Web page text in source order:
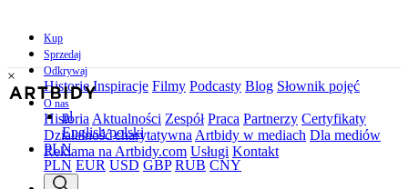
Kup
Sprzedaj
Odkrywaj
Historie Inspiracje Filmy Podcasty Blog Słownik pojęć
O nas
Historia Aktualności Zespół Praca Partnerzy Certyfikaty
Działalność charytatywna Artbidy w mediach Dla mediów
Reklama na Artbidy.com Usługi Kontakt
×
pl
Englishpolski
PLN
PLN EUR USD GBP RUB CNY